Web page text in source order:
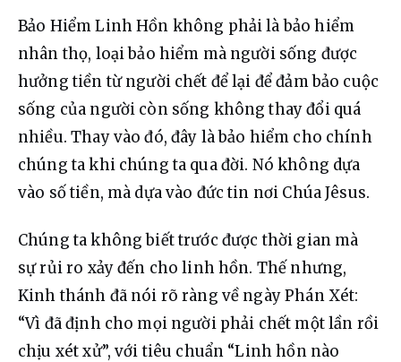
Bảo Hiểm Linh Hồn không phải là bảo hiểm
nhân thọ, loại bảo hiểm mà người sống được
hưởng tiền từ người chết để lại để đảm bảo cuộc
sống của người còn sống không thay đổi quá
nhiều. Thay vào đó, đây là bảo hiểm cho chính
chúng ta khi chúng ta qua đời. Nó không dựa
vào số tiền, mà dựa vào đức tin nơi Chúa Jêsus.
Chúng ta không biết trước được thời gian mà
sự rủi ro xảy đến cho linh hồn. Thế nhưng,
Kinh thánh đã nói rõ ràng về ngày Phán Xét:
“Vì đã định cho mọi người phải chết một lần rồi
chịu xét xử”, với tiêu chuẩn “Linh hồn nào